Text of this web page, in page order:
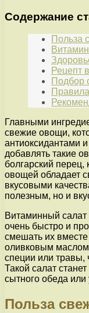
Содержание
Польза
Рецепт
Подбор
Главными
свежие овощи,
антиоксидантами
добавлять такие
болгарский перец,
овощей обладает
вкусовыми
полезным, но и
Витаминный
очень быстро и
смешать их
оливковым
специи или травы,
Такой салат
сытного обеда или
Польза